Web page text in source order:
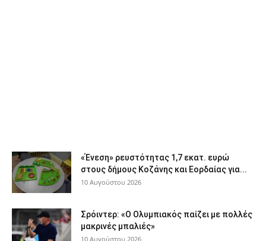
«Ένεση» ρευστότητας 1,7 εκατ. ευρώ
στους δήμους Κοζάνης και Εορδαίας για...
10 Αυγούστου 2026
Σρόιντερ: «Ο Ολυμπιακός παίζει με πολλές
μακρινές μπαλιές»
10 Αυγούστου 2026